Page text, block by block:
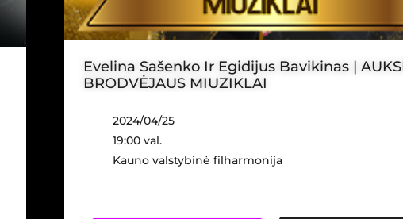
Evelina Sašenko Ir Egidijus Bavikinas |
BRODVĖJAUS MIUZIKLAI
2024/04/25
19:00 val.
Kauno valstybinė filharmonija